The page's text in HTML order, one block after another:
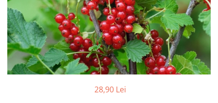
Dud
Corn
Smochin
Kaki
Mosmon
28,90 Lei